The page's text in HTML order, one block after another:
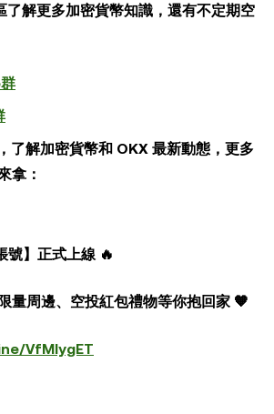
了解更多加密貨幣知識，還有不定期空
了解加密貨幣和 OKX 最新動態，更多
拿：
號】正式上線 🔥
量周邊、空投紅包禮物等你抱回家 🧡
VfMIygET